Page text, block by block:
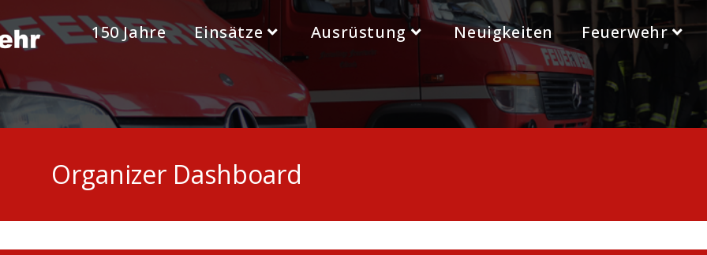
150 Jahre Einsätze Ausrüstung Neuigkeiten Feuerwehr
Organizer Dashboard